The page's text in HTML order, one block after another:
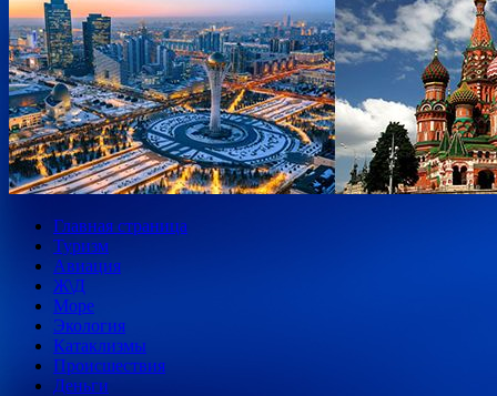
Главная страница
Туризм
Авиация
Ж\Д
Море
Экология
Катаклизмы
Происшествия
Деньги